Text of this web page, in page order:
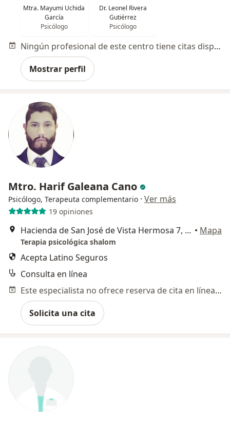
Mtra. Mayumi Uchida
García
Psicólogo
Dr. Leonel Rivera
Gutiérrez
Psicólogo
Ningún profesional de este centro tiene citas disponibles
Mostrar perfil
Mtro. Harif Galeana Cano
Psicólogo, Terapeuta complementario · Ver más
19 opiniones
Hacienda de San José de Vista Hermosa 7, Ciudad de México • Mapa
Terapia psicológica shalom
Acepta Latino Seguros
Consulta en línea
Este especialista no ofrece reserva de cita en línea en esta dirección.
Solicita una cita